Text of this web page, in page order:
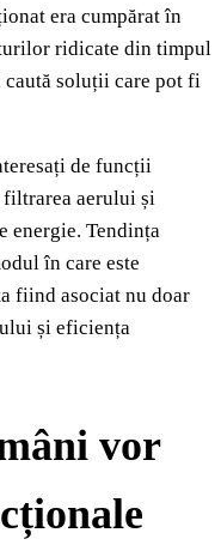
era cumpărat în
ridicate din timpul
soluții care pot fi
de funcții
aerului și
energie. Tendința
în care este
fiind asociat nu doar
și eficiența
vor